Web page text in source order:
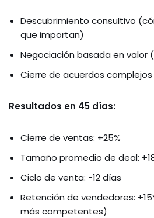
Descubrimiento consultivo
que importan)
Negociación basada en valor
Cierre de acuerdos complejos
Resultados en 45 días:
Cierre de ventas: +25%
Tamaño promedio de deal:
Ciclo de venta: -12 días
Retención de vendedores:
más competentes)